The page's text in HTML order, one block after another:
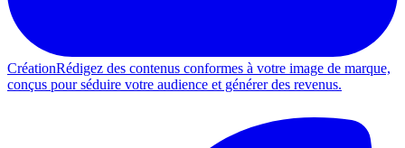
CréationRédigez des contenus conformes à votre image de marque,
conçus pour séduire votre audience et générer des revenus.